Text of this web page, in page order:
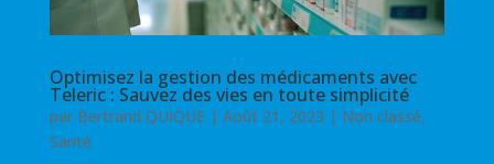
Optimisez la gestion des médicaments avec
Teleric : Sauvez des vies en toute simplicité
par Bertrand QUIQUE| Août 21, 2023 | Non classé,
Santé